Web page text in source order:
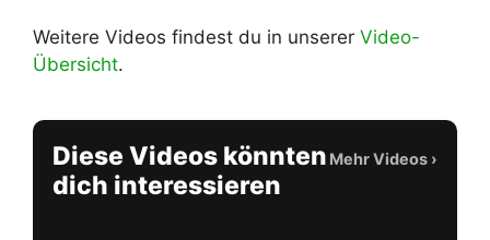
Weitere Videos findest du in unserer Video-
Übersicht.
Diese Videos könnten
dich interessieren
Mehr Videos ›